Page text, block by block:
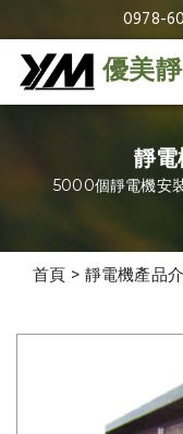
0978-
優美
靜
5000個靜電機安
首頁 > 靜電機產品